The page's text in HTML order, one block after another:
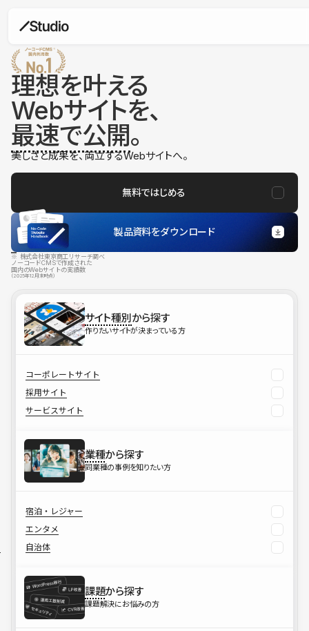
理想を叶える
Webサイトを、
最速で公開。
美しさと成果を、両立するWebサイトへ。
無料ではじめる
製品資料をダウンロード
※ 株式会社東京商工リサーチ調べ
ノーコードCMSで作成された
国内のWebサイトの実績数
（2025年12月末時点）
サイト種別から探す
作りたいサイトが決まっている方
コーポレートサイト
採用サイト
サービスサイト
業種から探す
同業種の事例を知りたい方
宿泊・レジャー
エンタメ
自治体
課題から探す
課題解決にお悩みの方